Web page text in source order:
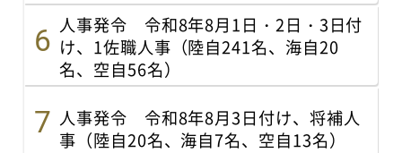
人事発令 令和8年8月1日・2日・3日付
け、1佐職人事（陸自241名、海自20
名、空自56名）
人事発令 令和8年8月3日付け、将補人
事（陸自20名、海自7名、空自13名）